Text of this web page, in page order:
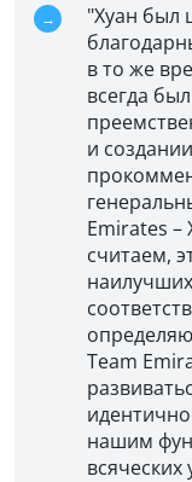
"Хуан был
в то же
всегда
и
Emirates
считаем,
Team
нашим